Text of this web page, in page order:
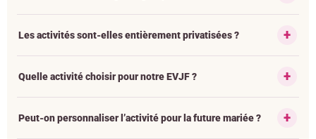
Les activités sont-elles entièrement privatisées ?
Quelle activité choisir pour notre EVJF ?
Peut-on personnaliser l’activité pour la future mariée ?